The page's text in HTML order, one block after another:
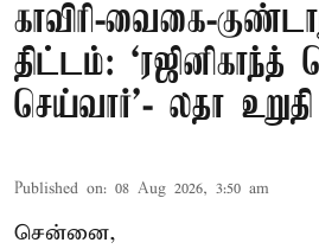
காவிரி-வைகை-
திட்டம்:
செய்வார்’- லதா உறுதி
Published on: 08 Aug 2026, 3:50 am
சென்னை,